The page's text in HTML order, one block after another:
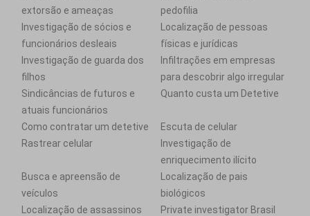
extorsão e ameaças
pedofilia
Investigação de sócios e
funcionários desleais
Localização de pessoas
físicas e jurídicas
Investigação de guarda dos
filhos
Infiltrações em empresas
para descobrir algo irregular
Sindicâncias de futuros e
atuais funcionários
Quanto custa um Detetive
Como contratar um detetive
Escuta de celular
Rastrear celular
Investigação de
enriquecimento ilícito
Busca e apreensão de
veículos
Localização de pais
biológicos
Localização de assassinos
Private investigator Brasil